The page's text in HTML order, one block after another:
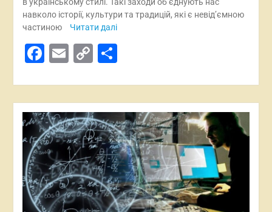
навколо історії, культури та традицій, які є невід’ємною
частиною
Читати далі
Facebook
Email
CopyПоділитися